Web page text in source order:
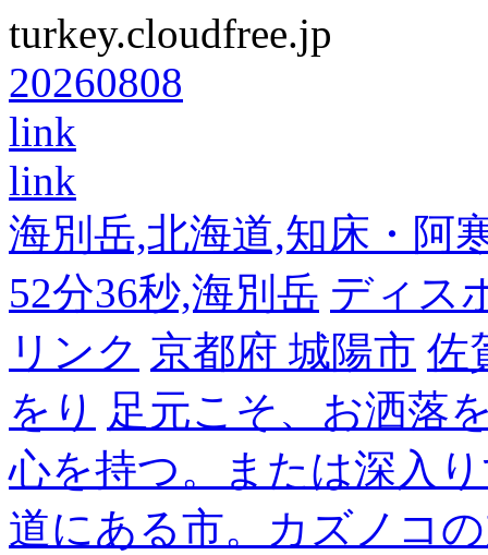
turkey.cloudfree.jp
20260808
link
link
海別岳,北海道,知床・阿
52分36秒,海別岳 ディス
リンク 京都府 城陽市 佐
をり 足元こそ、お洒落
心を持つ。または深入
道にある市。カズノコ